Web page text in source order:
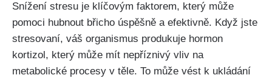
Snížení stresu je klíčovým faktorem, ‌který může
pomoci hubnout břicho‍ úspěšně a efektivně.‍ Když jste
​stresovaní, váš organismus produkuje‍ hormon ​
kortizol, který​ může mít nepříznivý‍ vliv‍ na
metabolické procesy ​v těle. To může vést k ukládání